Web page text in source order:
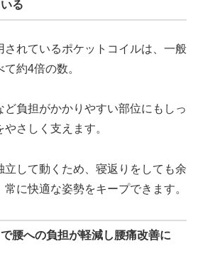
る
されているポケットコイルは、一般
約4倍の数。
ど負担がかかりやすい部位にもしっ
さしく支えます。
立して動くため、寝返りをしても余
に快適な姿勢をキープできます。
腰への負担が軽減し腰痛改善に